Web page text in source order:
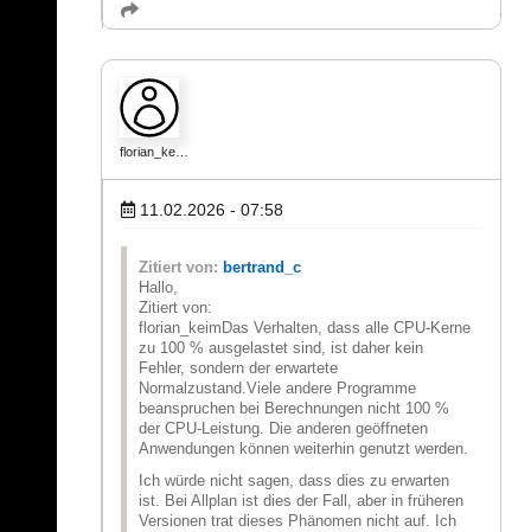
florian_ke…
11.02.2026 - 07:58
Zitiert von: bertrand_c
Hallo,
Zitiert von:
florian_keimDas Verhalten, dass alle CPU-Kerne
zu 100 % ausgelastet sind, ist daher kein
Fehler, sondern der erwartete
Normalzustand.Viele andere Programme
beanspruchen bei Berechnungen nicht 100 %
der CPU-Leistung. Die anderen geöffneten
Anwendungen können weiterhin genutzt werden.
Ich würde nicht sagen, dass dies zu erwarten
ist. Bei Allplan ist dies der Fall, aber in früheren
Versionen trat dieses Phänomen nicht auf. Ich